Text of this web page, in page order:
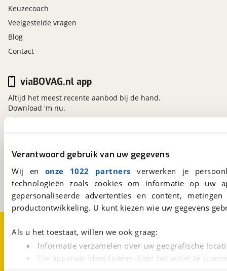
Verantwoord gebruik van uw gegevens
Wij en onze 1022 partners verwerken je
technologieën zoals cookies om informatie op
gepersonaliseerde advertenties en content,
productontwikkeling. U kunt kiezen wie uw gegevens
Als u het toestaat, willen we ook graag:
Informatie verzamelen over uw geografische
Uw apparaat identificeren door het actief te
Keuzecoach
Veelgestelde vragen
Blog
Contact
Kosterijland
3981 AJ
Bunnik
Een initiatief van
BOVAG
viaBOVAG.nl app
Altijd het meest recente aanbod bij de hand.
Download 'm nu.
CookievoorkeurenVacatures